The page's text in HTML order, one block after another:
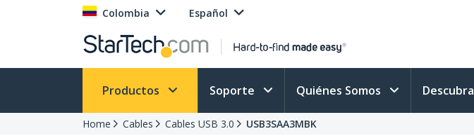
Colombia Español
Productos Soporte Quiénes Somos Descubra
Home Cables Cables USB 3.0 USB3SAA3MBK